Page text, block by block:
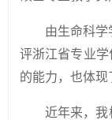
由生命科学
评浙江省专业
的能力，也体
近年来，我